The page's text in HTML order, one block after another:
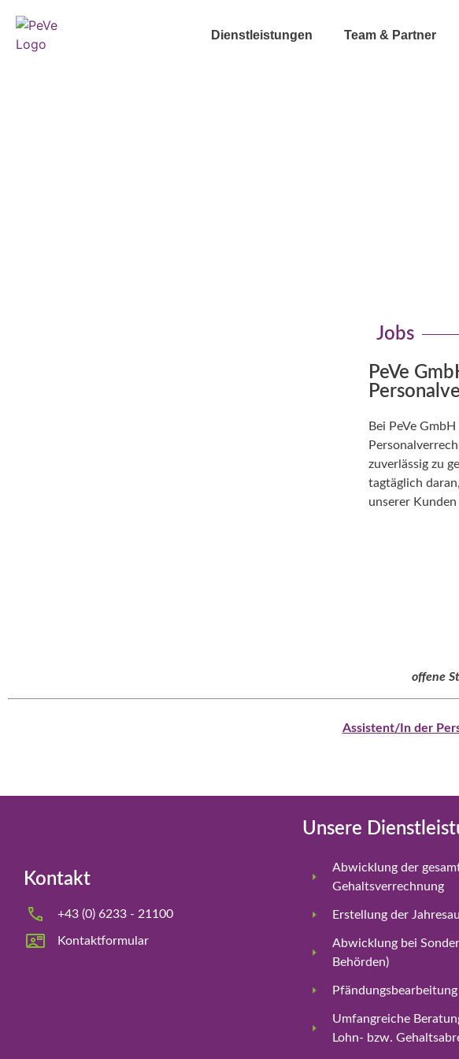
Dienstleistungen Team & Partner
Jobs
PeVe
Bei PeVe
zuverlässig zu
tagtäglich
unserer
offene
Assistent/In der
Kontakt
+43 (0) 6233 - 21100
Kontaktformular
Unsere
Abwicklung der
Gehaltsverrechnung
Erstellung der
Abwicklung bei
Behörden)
Umfangreiche
Lohn- bzw.